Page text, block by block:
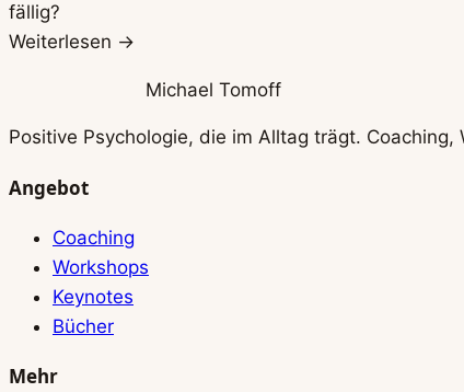
fällig?
Weiterlesen →
Michael Tomoff
Positive Psychologie, die im Alltag trägt.
Angebot
Coaching
Workshops
Keynotes
Bücher
Mehr